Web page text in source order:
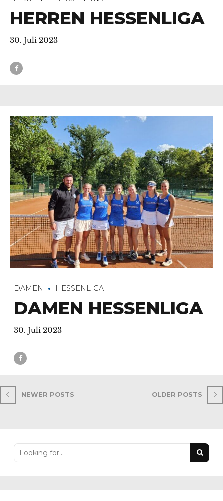
HERREN HESSENLIGA
30. Juli 2023
DAMEN HESSENLIGA
DAMEN HESSENLIGA
30. Juli 2023
NEWER POSTS OLDER POSTS